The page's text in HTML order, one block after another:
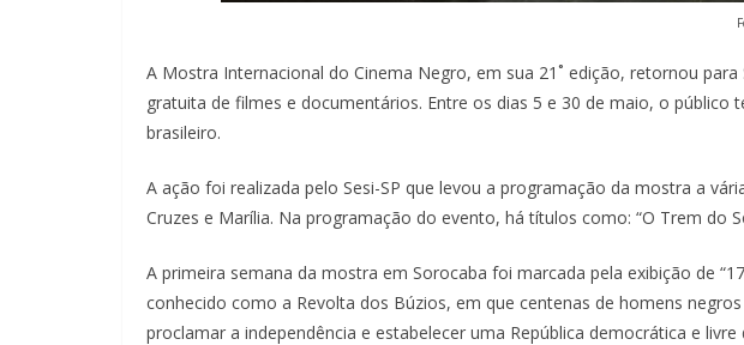
A Mostra Internacional do Cinema Negro, em sua 21˚ edição, retornou
gratuita de filmes e documentários. Entre os dias 5 e 30 de maio, o
brasileiro.
A ação foi realizada pelo Sesi-SP que levou a programação da mostra a
Cruzes e Marília. Na programação do evento, há títulos como: “O Trem do
A primeira semana da mostra em Sorocaba foi marcada pela exibição de
conhecido como a Revolta dos Búzios, em que centenas de homens
proclamar a independência e estabelecer uma República democrática e